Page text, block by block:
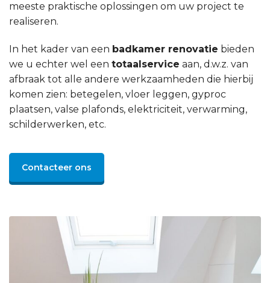
meeste praktische oplossingen om uw project te
realiseren.
In het kader van een badkamer renovatie bieden
we u echter wel een totaalservice aan, d.w.z. van
afbraak tot alle andere werkzaamheden die hierbij
komen zien: betegelen, vloer leggen, gyproc
plaatsen, valse plafonds, elektriciteit, verwarming,
schilderwerken, etc.
Contacteer ons